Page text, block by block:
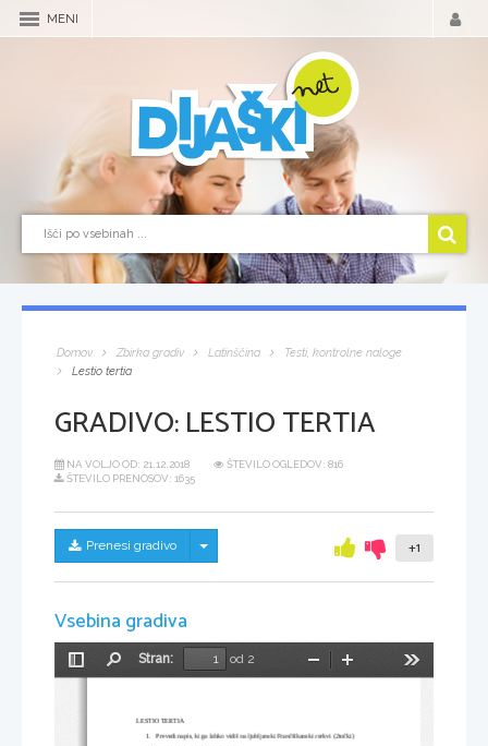
MENI
Domov Zbirka gradiv Latinščina
Testi, kontrolne naloge
Lestio tertia
GRADIVO:LESTIO TERTIA
NA VOLJO OD: 21.12.2018
ŠTEVILO OGLEDOV: 816
ŠTEVILO PRENOSOV: 1635
Prenesi gradivo Skrij/prikaži meni +1
Vsebina gradiva
Preklopi
Stran:
od 2
Pomanjšaj
LESTIO TERTIA
1. Prevedi napis, ki ga lahko vidiš na ljubljanski Frančiškanski cerkvi (2točki)